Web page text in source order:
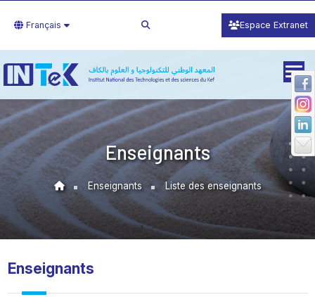
Français Espace Extranet
Enseignants
Enseignants Liste des enseignants
Enseignants